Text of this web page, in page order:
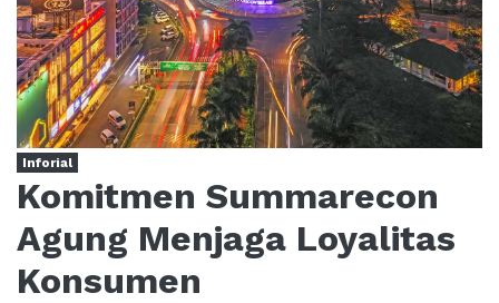
Inforial
Komitmen Summarecon
Agung Menjaga Loyalitas
Konsumen